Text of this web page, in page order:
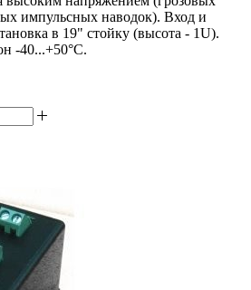
импульсных наводок). Вход и
в 19" стойку (высота - 1U).
-40...+50°С.